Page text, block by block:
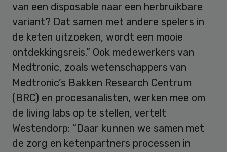
van een disposable naar een herbruikbare
variant? Dat samen met andere spelers in
de keten uitzoeken, wordt een mooie
ontdekkingsreis.” Ook medewerkers van
Medtronic, zoals wetenschappers van
Medtronic’s Bakken Research Centrum
(BRC) en procesanalisten, werken mee om
de living labs op te stellen, vertelt
Westendorp: “Daar kunnen we samen met
de zorg en ketenpartners processen in